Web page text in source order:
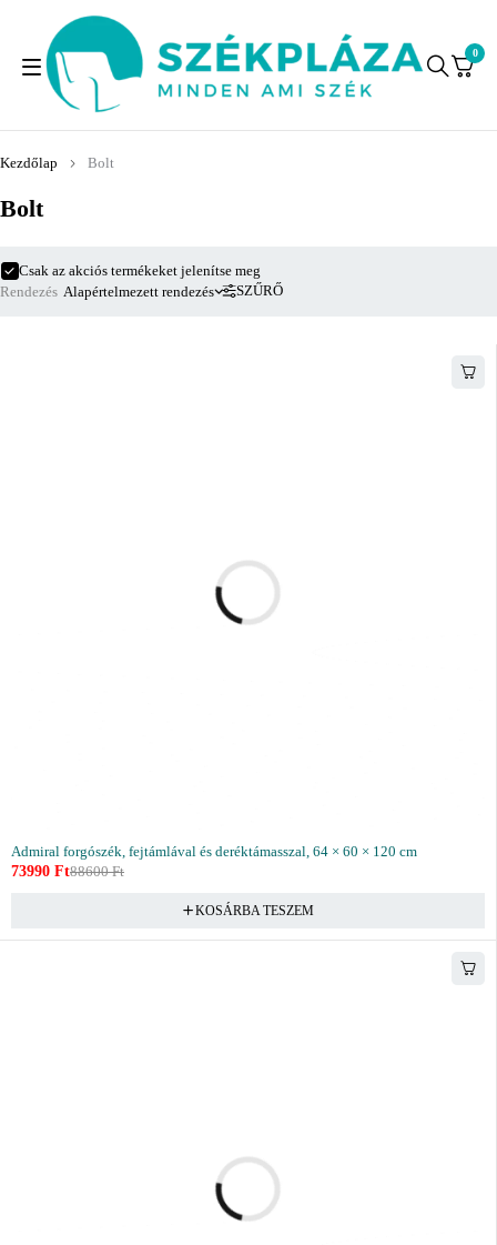
0
Bolt
Kezdőlap Bolt
SZŰRŐ
Csak az akciós termékeket jelenítse meg
Rendezés Alapértelmezett rendezés
Admiral forgószék, fejtámlával és deréktámasszal, 64 × 60 × 120 cm
88600Ft
73990 Ft
KOSÁRBA TESZEM